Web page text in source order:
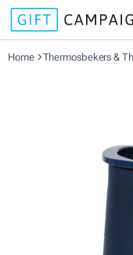
Home Thermosbekers &